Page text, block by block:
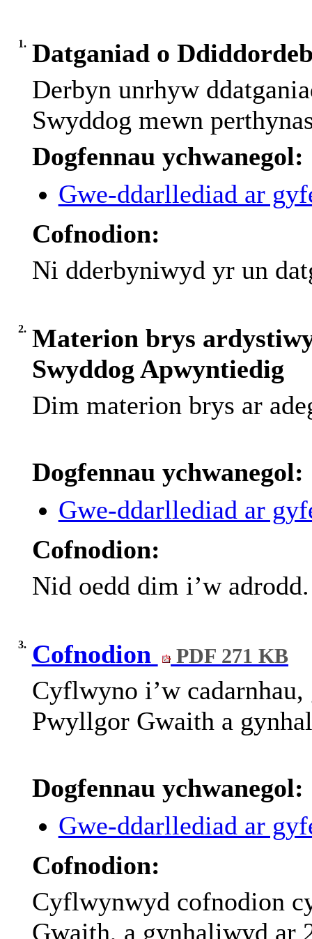
1. Datganiad o
Derbyn unrhyw
Swyddog mewn
Dogfennau ychwanegol:
Gwe-ddarllediad ar
Cofnodion:
Ni dderbyniwyd yr un
2. Materion brys
Swyddog Apwyntiedig
Dim materion brys ar
Dogfennau ychwanegol:
Gwe-ddarllediad ar
Cofnodion:
Nid oedd dim i’w adrodd.
3. Cofnodion PDF 271 KB
Cyflwyno i’w cadarnhau,
Pwyllgor Gwaith a
Dogfennau ychwanegol:
Gwe-ddarllediad ar
Cofnodion:
Cyflwynwyd cofnodion
Gwaith, a gynhaliwyd ar